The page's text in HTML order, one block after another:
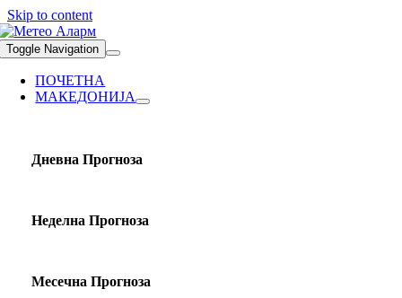
Skip to content
Toggle Navigation
ПОЧЕТНА
МАКЕДОНИЈА
Дневна Прогноза
Неделна Прогноза
Месечна Прогноза